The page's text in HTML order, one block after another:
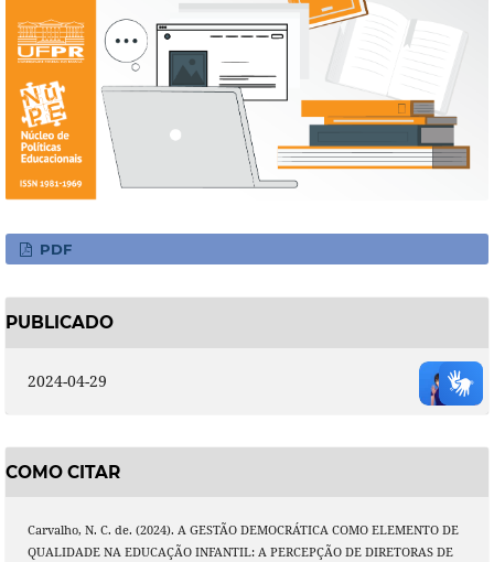
PDF
PUBLICADO
2024-04-29
COMO CITAR
Carvalho, N. C. de. (2024). A GESTÃO DEMOCRÁTICA COMO ELEMENTO DE
QUALIDADE NA EDUCAÇÃO INFANTIL: A PERCEPÇÃO DE DIRETORAS DE